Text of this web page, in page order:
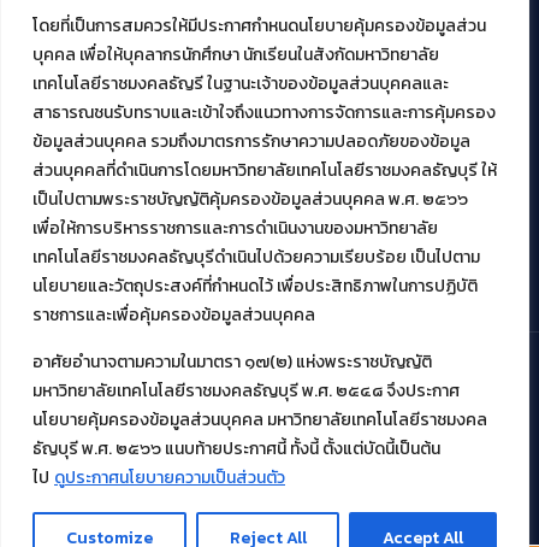
โดยที่เป็นการสมควรให้มีประกาศกำหนดนโยบายคุ้มครองข้อมูลส่วน
บุคคล เพื่อให้บุคลากรนักศึกษา นักเรียนในสังกัดมหาวิทยาลัย
เทคโนโลยีราชมงคลธัญรี ในฐานะเจ้าของข้อมูลส่วนบุคคลและ
สาธารณชนรับทราบและเข้าใจถึงแนวทางการจัดการและการคุ้มครอง
ข้อมูลส่วนบุคคล รวมถึงมาตรการรักษาความปลอดภัยของข้อมูล
ส่วนบุคคลที่ดำเนินการโดยมหาวิทยาลัยเทคโนโลยีราชมงคลธัญบุรี ให้
เป็นไปตามพระราชบัญญัติคุ้มครองข้อมูลส่วนบุคคล พ.ศ. ๒๕๖๖
เพื่อให้การบริหารราชการและการดำเนินงานของมหาวิทยาลัย
เทคโนโลยีราชมงคลธัญบุรีดำเนินไปด้วยความเรียบร้อย เป็นไปตาม
นโยบายและวัตถุประสงค์ที่กำหนดไว้ เพื่อประสิทธิภาพในการปฏิบัติ
ราชการและเพื่อคุ้มครองข้อมูลส่วนบุคคล
อาศัยอำนาจตามความในมาตรา ๑๗(๒) แห่งพระราชบัญญัติ
มหาวิทยาลัยเทคโนโลยีราชมงคลธัญบุรี พ.ศ. ๒๕๔๘ จึงประกาศ
นโยบายคุ้มครองข้อมูลส่วนบุคคล มหาวิทยาลัยเทคโนโลยีราชมงคล
ธัญบุรี พ.ศ. ๒๕๖๖ แนบท้ายประกาศนี้ ทั้งนี้ ตั้งแต่บัดนี้เป็นต้น
ไป ดูประกาศนโยบายความเป็นส่วนตัว
Customize Reject All Accept All
งานบริการวิชาการให้กับหน่วยงานภายนอก
โครงการส่งเสริมและพัฒนาผู้ประกอบการ SME โดย. มทร.ธัญบุรี
กิจกรรมการเชื่อมโยงเครือข่ายผู้ให้บริการเครื่องจักรกลทางการ
เกษตร ภายใต้โครงการส่งเสริมการรแปรรูปสินค้าเกษตรระดับชุมชน
กรมส่งเสริมอุตสาหกรรม
โครงการยกระดับเศรษฐกิจและสังคมรายตำบลแบบบูรณาการ (1
ตำบล 1 มหาวิทยาลัย)
© 2021 สำนักวิทยบริการและเทคโนโลยีสารสนเทศ มหาวิทยาลัย
เทคโนโลยีราชมงคลธัญบุรี